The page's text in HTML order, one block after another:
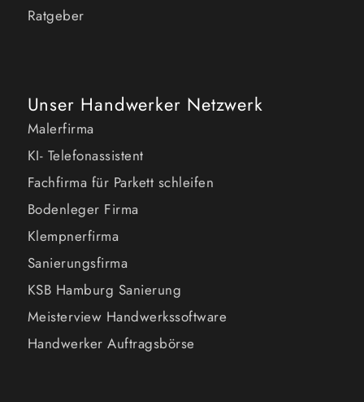
Ratgeber
Unser Handwerker Netzwerk
Malerfirma
KI- Telefonassistent
Fachfirma für Parkett schleifen
Bodenleger Firma
Klempnerfirma
Sanierungsfirma
KSB Hamburg Sanierung
Meisterview Handwerkssoftware
Handwerker Auftragsbörse